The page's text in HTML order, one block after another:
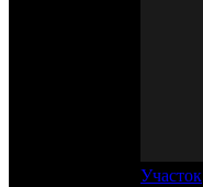
Участок